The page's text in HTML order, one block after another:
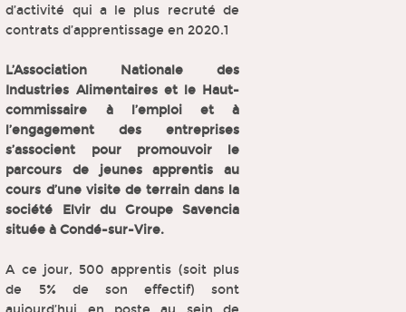
d’activité qui a le plus recruté de
contrats d’apprentissage en 2020.1
L’Association Nationale des
Industries Alimentaires et le Haut-
commissaire à l’emploi et à
l’engagement des entreprises
s’associent pour promouvoir le
parcours de jeunes apprentis au
cours d’une visite de terrain dans la
société Elvir du Groupe Savencia
située à Condé-sur-Vire.
A ce jour, 500 apprentis (soit plus
de 5% de son effectif) sont